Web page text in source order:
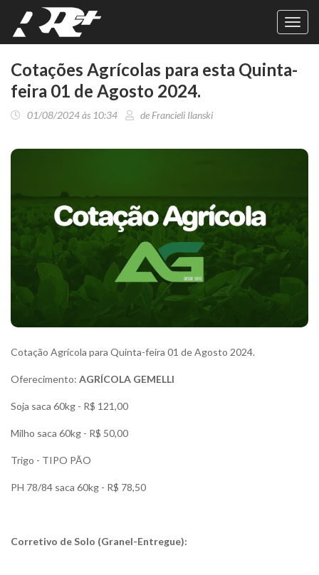
Cotações Agrícolas para esta Quinta-
feira 01 de Agosto 2024.
01/08/2024 às 10:34 de Francieli Ilanski
Cotação Agrícola para Quinta-feira 01 de Agosto 2024.
Oferecimento: AGRÍCOLA GEMELLI
Soja saca 60kg - R$ 121,00
Milho saca 60kg - R$ 50,00
Trigo - TIPO PÃO
PH 78/84 saca 60kg - R$ 78,50
Corretivo de Solo (Granel-Entregue):